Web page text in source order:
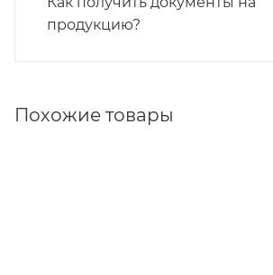
продукцию?
Похожие товары